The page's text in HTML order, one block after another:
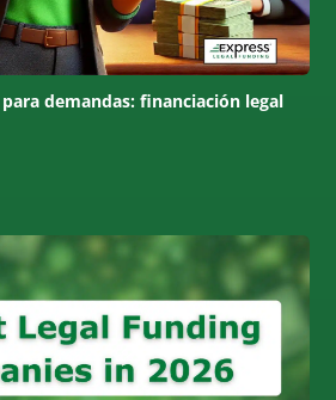
demandas: financiación legal